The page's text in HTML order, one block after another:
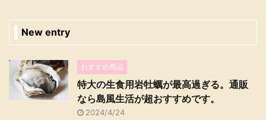
New entry
おすすめ商品
特大の生食用岩牡蠣が最高過ぎる。通販
なら島風生活が超おすすめです。
2024/4/24